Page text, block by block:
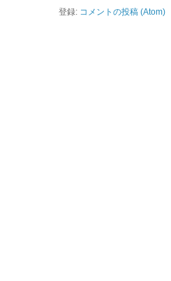
登録: コメントの投稿 (Atom)